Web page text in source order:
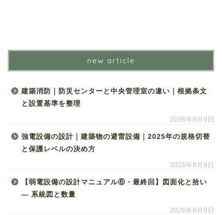
new article
建築消防｜防災センターと中央管理室の違い｜根拠条文
と設置基準を整理
2026年8月9日
強電設備の設計｜建築物の避雷設備｜2025年の規格切替
と保護レベルの決め方
2026年8月9日
【弱電設備の設計マニュアル⑥・最終回】図面化と拾い
― 系統図と数量
2026年8月9日